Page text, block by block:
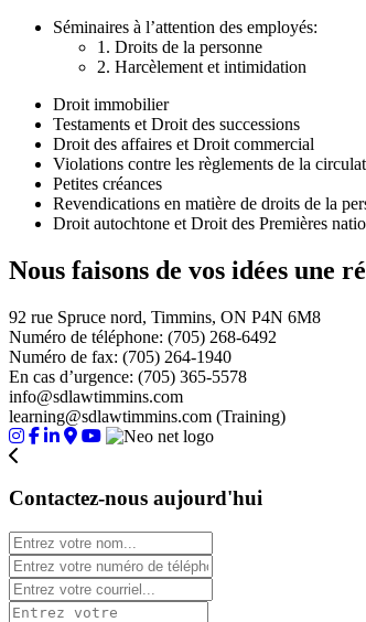
Séminaires à l’attention des employés:
1. Droits de la personne
2. Harcèlement et intimidation
Droit immobilier
Testaments et Droit des successions
Droit des affaires et Droit commercial
Violations contre les règlements de la
Petites créances
Revendications en matière de droits de la
Droit autochtone et Droit des Premières
Nous faisons de vos idées une
92 rue Spruce nord, Timmins, ON P4N 6M8
Numéro de téléphone: (705) 268-6492
Numéro de fax: (705) 264-1940
En cas d’urgence: (705) 365-5578
info@sdlawtimmins.com
learning@sdlawtimmins.com (Training)
Contactez-nous aujourd'hui